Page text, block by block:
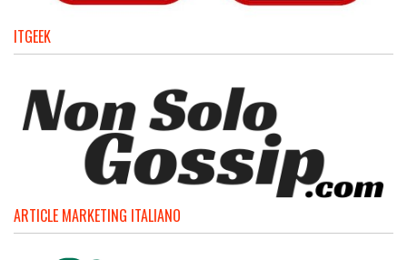
ITGEEK
ARTICLE MARKETING ITALIANO